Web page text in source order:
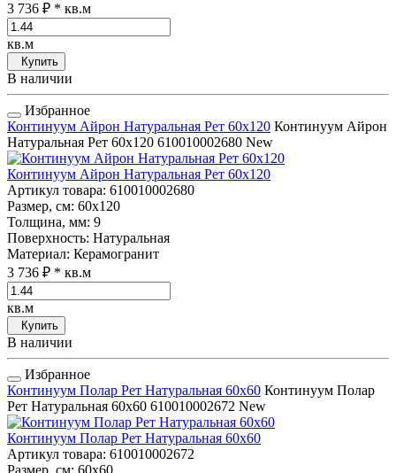
3 736 ₽ * кв.м
кв.м
Купить
В наличии
Избранное
Континуум Айрон Натуральная Рет 60x120 Континуум Айрон
Натуральная Рет 60x120 610010002680 New
Континуум Айрон Натуральная Рет 60x120
Артикул товара: 610010002680
Размер, см: 60x120
Толщина, мм: 9
Поверхность: Натуральная
Материал: Керамогранит
3 736 ₽ * кв.м
кв.м
Купить
В наличии
Избранное
Континуум Полар Рет Натуральная 60x60 Континуум Полар
Рет Натуральная 60x60 610010002672 New
Континуум Полар Рет Натуральная 60x60
Артикул товара: 610010002672